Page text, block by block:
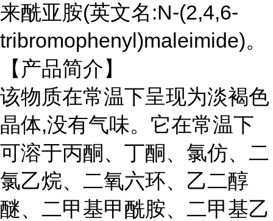
来酰亚胺(英文名:N-(2,4,6-
tribromophenyl)maleimide)。
【产品简介】
该物质在常温下呈现为淡褐色
晶体,没有气味。它在常温下
可溶于丙酮、丁酮、氯仿、二
氯乙烷、二氧六环、乙二醇
醚、二甲基甲酰胺、二甲基乙